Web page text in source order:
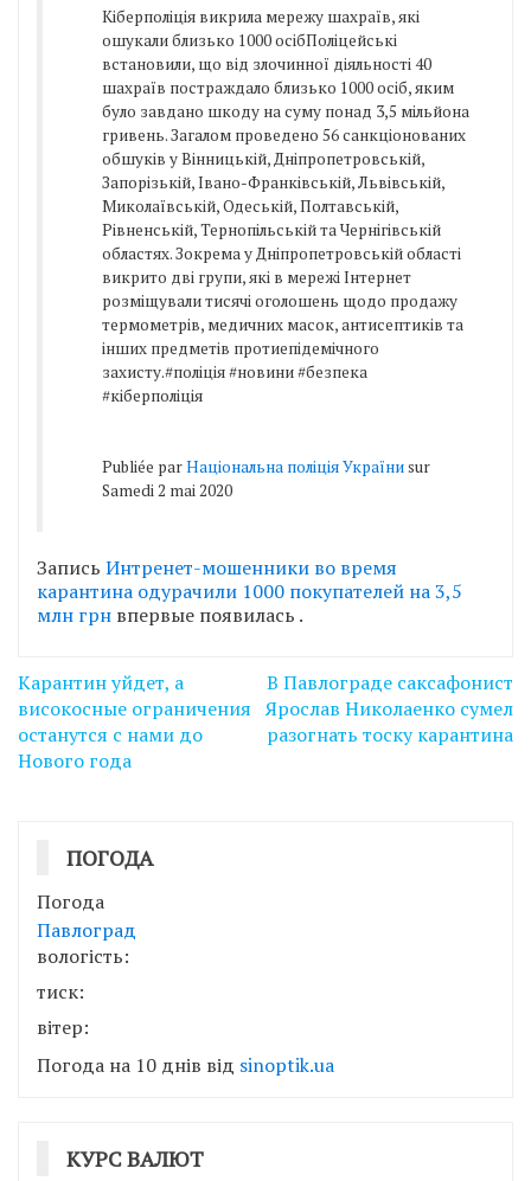
Кіберполіція викрила мережу шахраїв, які
ошукали близько 1000 осібПоліцейські
встановили, що від злочинної діяльності 40
шахраїв постраждало близько 1000 осіб, яким
було завдано шкоду на суму понад 3,5 мільйона
гривень. Загалом проведено 56 санкціонованих
обшуків у Вінницькій, Дніпропетровській,
Запорізькій, Івано-Франківській, Львівській,
Миколаївській, Одеській, Полтавській,
Рівненській, Тернопільській та Чернігівській
областях. Зокрема у Дніпропетровській області
викрито дві групи, які в мережі Інтернет
розміщували тисячі оголошень щодо продажу
термометрів, медичних масок, антисептиків та
інших предметів протиепідемічного
захисту.#поліція #новини #безпека
#кіберполіція
Publiée parНаціональна поліція Україниsur
Samedi 2 mai 2020
Запись Интренет-мошенники во время
карантина одурачили 1000 покупателей на 3,5
млн грн впервые появилась .
Навігація
записів
Карантин уйдет, а
високосные ограничения
останутся с нами до
Нового года
В Павлограде саксафонист
Ярослав Николаенко сумел
разогнать тоску карантина
ПОГОДА
Погода
Павлоград
вологість:
тиск:
вітер:
Погода на 10 днів від sinoptik.ua
КУРС ВАЛЮТ